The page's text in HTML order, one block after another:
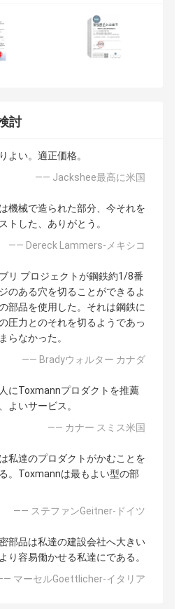
討
よい。適正価格。
—— Jackshee最高に米国
機械で造られた部分、今それを
トした、ありがとう。
—— Dereck Lammers-メキシコ
リ プロジェクトが鋼鉄約1/8番
のある穴を切ることができるよ
部品を使用した。それは鋼鉄に
圧力とのそれを切るようであっ
らなかった。
—— Bradyウォルター カナダ
にToxmannプロダクトを推薦
よいサービス。
—— カナー スミス米国
私達のプロダクトがかむことを
。Toxmannは最もよい型の部
—— ステファンGeitner-ドイツ
部品は私達の建設会社へ大きい
り容易働かせる私達にである。
マーセルGoettlicher-イタリア